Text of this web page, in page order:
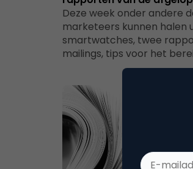
Deze week onder andere
marketeers kunnen halen
smartwatches, twee
mailings, tips voor het